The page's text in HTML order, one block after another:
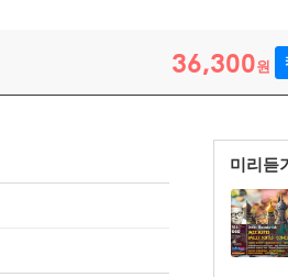
36,300원
미리듣